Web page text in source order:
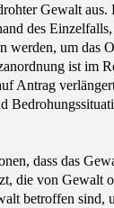
Gewalt aus.
des
werden, um das
ist im
Antrag
dass das
die von Gewalt
betroffen sind,